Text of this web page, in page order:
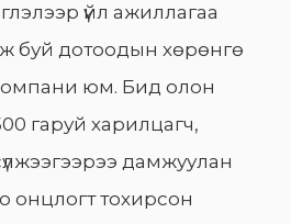
үйл ажиллагаа
буй дотоодын хөрөнгө
юм. Бид олон
гаруй харилцагч,
дамжуулан
онцлогт тохирсон